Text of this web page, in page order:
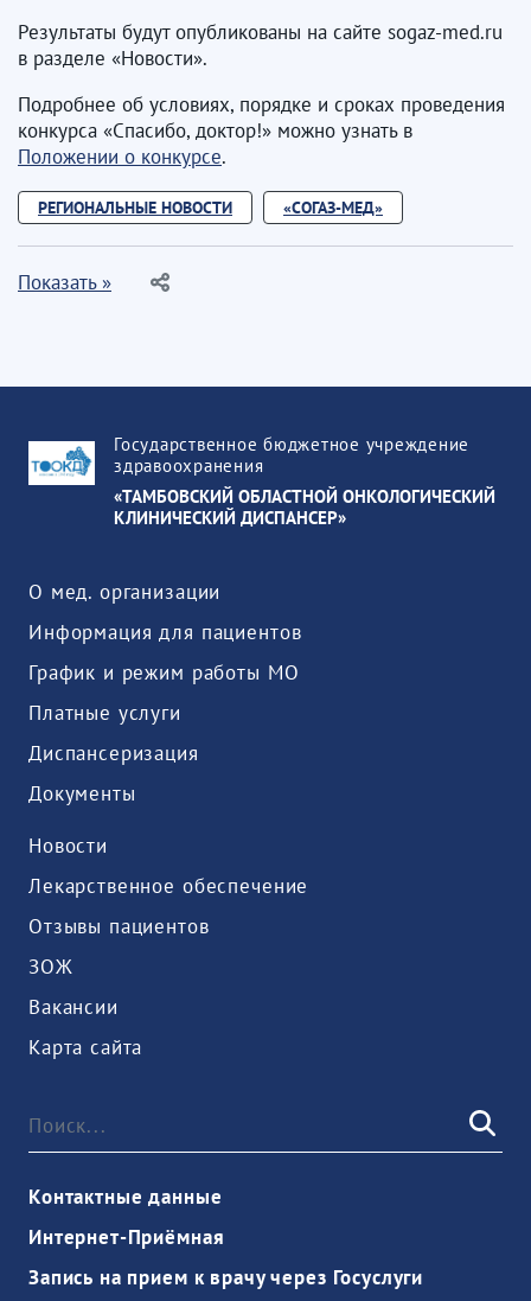
Результаты будут опубликованы на сайте sogaz-med.ru
в разделе «Новости».
Подробнее об условиях, порядке и сроках проведения
конкурса «Спасибо, доктор!» можно узнать в
Положении о конкурсе.
РЕГИОНАЛЬНЫЕ НОВОСТИ «СОГАЗ-МЕД»
Показать »
Государственное бюджетное учреждение
здравоохранения
«ТАМБОВСКИЙ ОБЛАСТНОЙ ОНКОЛОГИЧЕСКИЙ
КЛИНИЧЕСКИЙ ДИСПАНСЕР»
О мед. организации
Информация для пациентов
График и режим работы МО
Платные услуги
Диспансеризация
Документы
Новости
Лекарственное обеспечение
Отзывы пациентов
ЗОЖ
Вакансии
Карта сайта
Контактные данные
Интернет-Приёмная
Запись на прием к врачу через Госуслуги